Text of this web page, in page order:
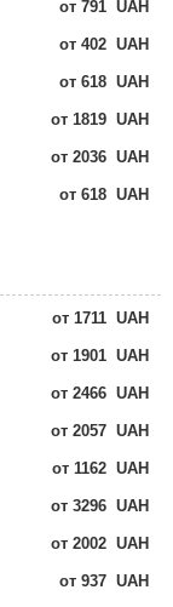
от 791 UAH
от 402 UAH
от 618 UAH
от 1819 UAH
от 2036 UAH
от 618 UAH
от 1711 UAH
от 1901 UAH
от 2466 UAH
от 2057 UAH
от 1162 UAH
от 3296 UAH
от 2002 UAH
от 937 UAH